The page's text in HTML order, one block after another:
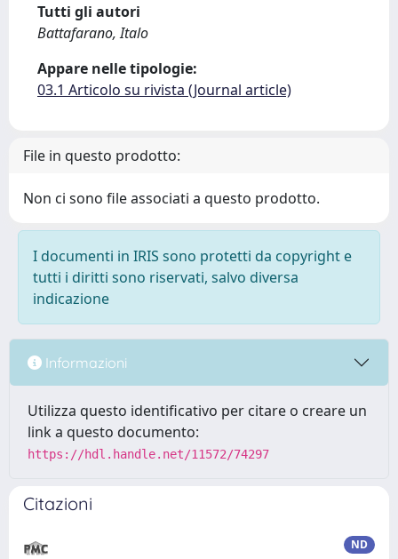
Tutti gli autori
Battafarano, Italo
Appare nelle tipologie:
03.1 Articolo su rivista (Journal article)
File in questo prodotto:
Non ci sono file associati a questo prodotto.
I documenti in IRIS sono protetti da copyright e
tutti i diritti sono riservati, salvo diversa
indicazione
Informazioni
Utilizza questo identificativo per citare o creare un
link a questo documento:
https://hdl.handle.net/11572/74297
Citazioni
ND